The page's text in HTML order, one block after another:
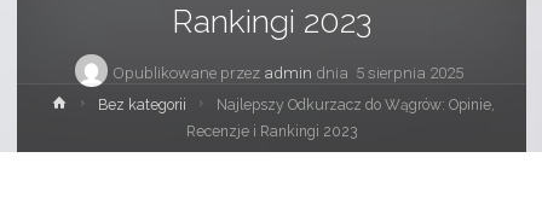
Rankingi 2023
Opublikowane przez admin dnia 5 sierpnia 2025
StronaBez kategorii
Najlepszy Odkurzacz do Wągrów: Opinie,
Recenzje i Rankingi 2023